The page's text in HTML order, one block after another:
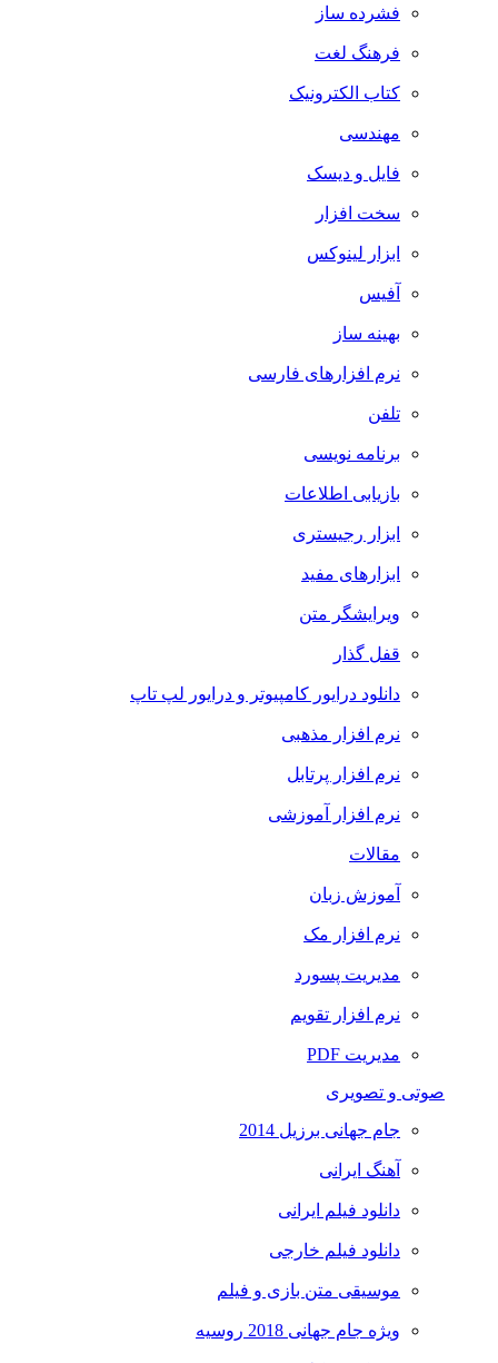
فشرده ساز
فرهنگ لغت
کتاب الکترونیک
مهندسی
فایل و دیسک
سخت افزار
ابزار لینوکس
آفیس
بهینه ساز
نرم افزارهای فارسی
تلفن
برنامه نویسی
بازیابی اطلاعات
ابزار رجیستری
ابزارهای مفید
ویرایشگر متن
قفل گذار
دانلود درایور کامپیوتر و درایور لپ تاپ
نرم افزار مذهبی
نرم افزار پرتابل
نرم افزار آموزشی
مقالات
آموزش زبان
نرم افزار مک
مدیریت پسورد
نرم افزار تقویم
مدیریت PDF
صوتی و تصویری
جام جهانی برزیل 2014
آهنگ ایرانی
دانلود فیلم ایرانی
دانلود فیلم خارجی
موسیقی متن بازی و فیلم
ویژه جام جهانی 2018 روسیه